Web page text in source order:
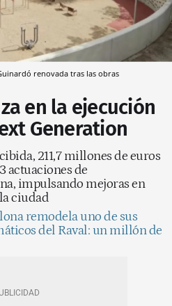
renovada tras las obras
en la ejecución
Generation
211,7 millones de euros
actuaciones de
impulsando mejoras en
ciudad
remodela uno de sus
del Raval: un millón de